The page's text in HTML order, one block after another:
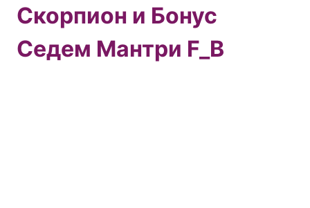
Скорпион и Бонус
Седем Мантри F_B